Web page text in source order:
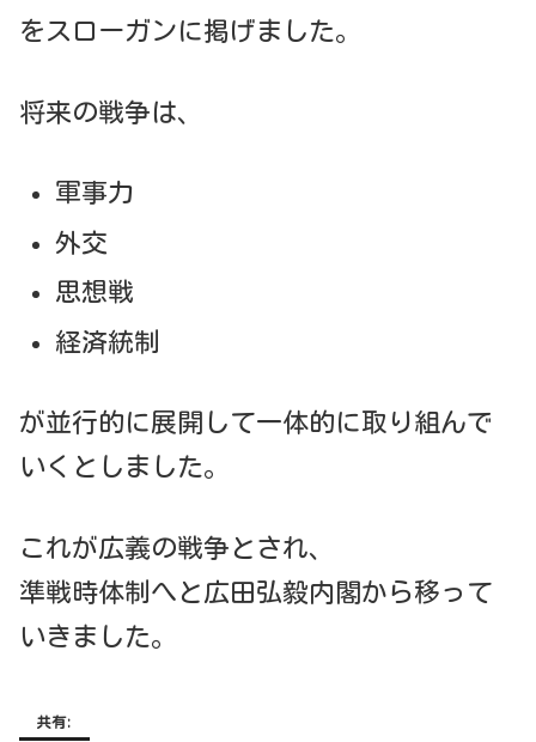
をスローガンに掲げました。
将来の戦争は、
軍事力
外交
思想戦
経済統制
が並行的に展開して一体的に取り組んで
いくとしました。
これが広義の戦争とされ、
準戦時体制へと広田弘毅内閣から移って
いきました。
共有: